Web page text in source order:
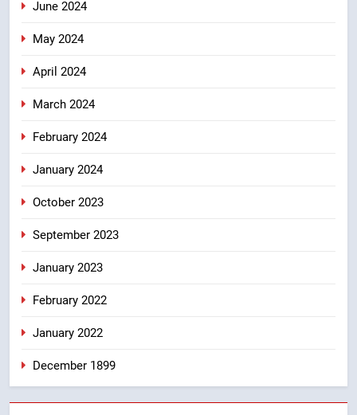
June 2024
May 2024
April 2024
March 2024
February 2024
January 2024
October 2023
September 2023
January 2023
February 2022
January 2022
December 1899